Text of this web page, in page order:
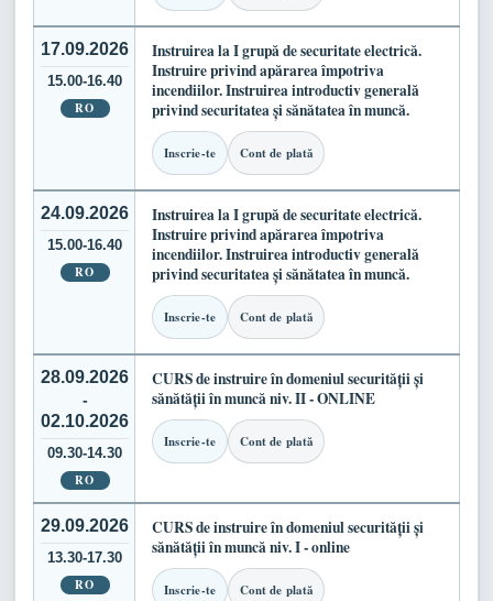
17.09.2026
15.00-16.40
RO
Instruirea la I grupă de securitate electrică.
Instruire privind apărarea împotriva
incendiilor. Instruirea introductiv generală
privind securitatea și sănătatea în muncă.
Inscrie-te Cont de plată
24.09.2026
15.00-16.40
RO
Instruirea la I grupă de securitate electrică.
Instruire privind apărarea împotriva
incendiilor. Instruirea introductiv generală
privind securitatea și sănătatea în muncă.
Inscrie-te Cont de plată
28.09.2026
-
02.10.2026
09.30-14.30
RO
CURS de instruire în domeniul securității și
sănătății în muncă niv. II - ONLINE
Inscrie-te Cont de plată
29.09.2026
13.30-17.30
RO
CURS de instruire în domeniul securității și
sănătății în muncă niv. I - online
Inscrie-te Cont de plată